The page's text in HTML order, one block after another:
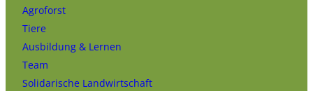
Agroforst
Tiere
Ausbildung & Lernen
Team
Solidarische Landwirtschaft